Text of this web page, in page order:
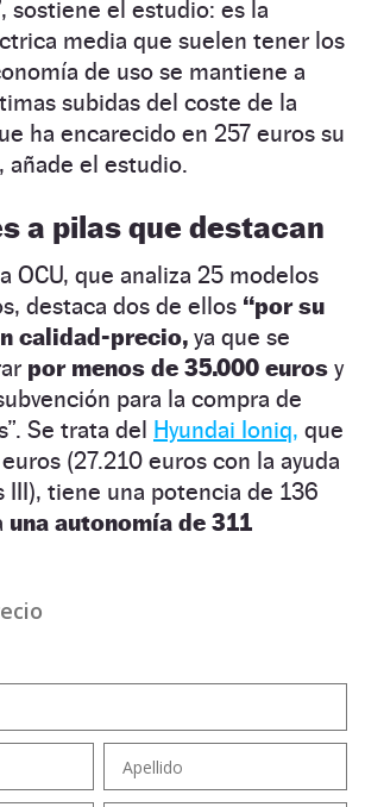
sostiene el estudio: es la
media que suelen tener los
de uso se mantiene a
subidas del coste de la
ha encarecido en 257 euros su
añade el estudio.
a pilas que destacan
OCU, que analiza 25 modelos
destaca dos de ellos “por su
calidad-precio, ya que se
por menos de 35.000 euros y
para la compra de
Se trata del Hyundai Ioniq, que
(27.210 euros con la ayuda
III), tiene una potencia de 136
una autonomía de 311